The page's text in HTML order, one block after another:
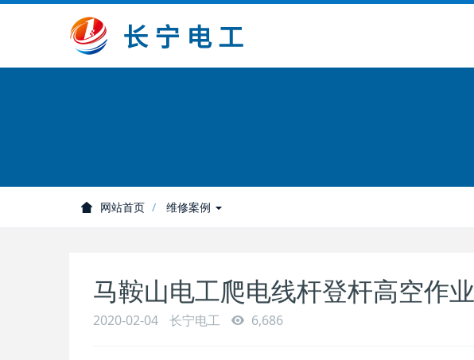
网站首页 维修案例
马鞍山电工爬电线杆登杆高空作业
2020-02-04 长宁电工 6,686